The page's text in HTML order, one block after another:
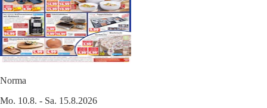
Norma
Mo. 10.8. - Sa. 15.8.2026